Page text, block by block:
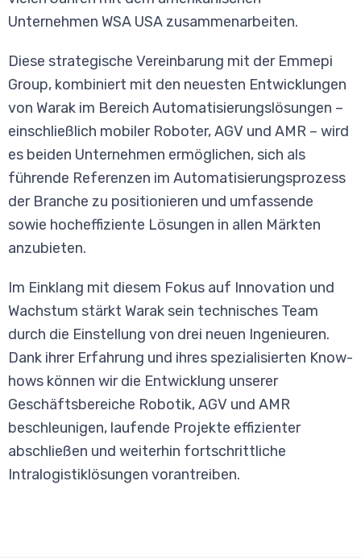
Unternehmen WSA USA zusammenarbeiten.
Diese strategische Vereinbarung mit der Emmepi
Group, kombiniert mit den neuesten Entwicklungen
von Warak im Bereich Automatisierungslösungen –
einschließlich mobiler Roboter, AGV und AMR – wird
es beiden Unternehmen ermöglichen, sich als
führende Referenzen im Automatisierungsprozess
der Branche zu positionieren und umfassende
sowie hocheffiziente Lösungen in allen Märkten
anzubieten.
Im Einklang mit diesem Fokus auf Innovation und
Wachstum stärkt Warak sein technisches Team
durch die Einstellung von drei neuen Ingenieuren.
Dank ihrer Erfahrung und ihres spezialisierten Know-
hows können wir die Entwicklung unserer
Geschäftsbereiche Robotik, AGV und AMR
beschleunigen, laufende Projekte effizienter
abschließen und weiterhin fortschrittliche
Intralogistiklösungen vorantreiben.